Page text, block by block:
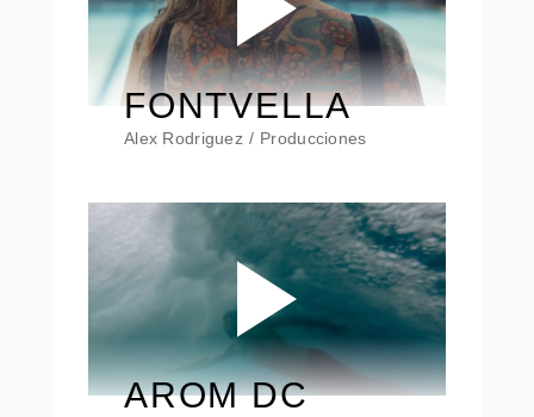
FONTVELLA
Alex Rodriguez Producciones
AROM DC